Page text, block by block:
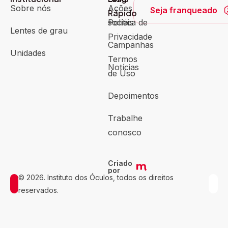
Sobre nós
Lentes de grau
Unidades
Ações
sociais
Campanhas
Notícias
Rápido
Política de
Privacidade
Termos
de Uso
Depoimentos
Trabalhe
conosco
Criado
por
Seja franqueado
© 2026. Instituto dos Óculos, todos os direitos
reservados.